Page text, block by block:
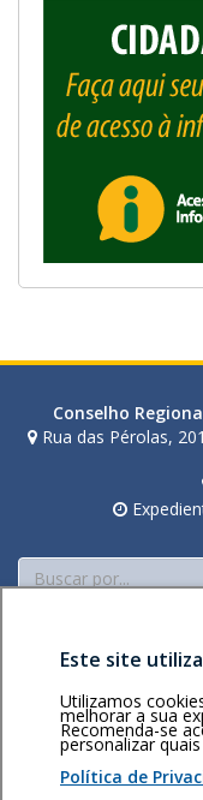
Conselho
Rua das Pérolas,
Buscar
Área restritaPolítica
privacidade
de cookies
Este site
Utilizamos
melhorar a sua
Recomenda-se
personalizar
Política de